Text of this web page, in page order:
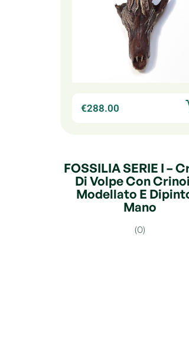
€288.00
FOSSILIA SERIE I –
Di Volpe Con
Modellato E
Mano
(0)